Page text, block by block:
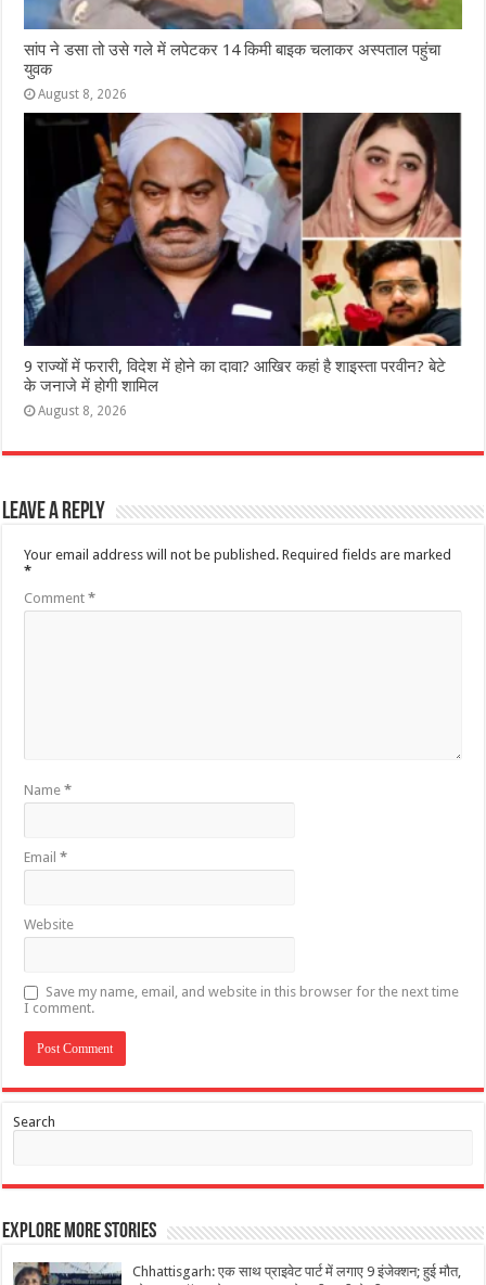
सांप ने डसा तो उसे गले में लपेटकर 14 किमी बाइक चलाकर अस्पताल पहुंचा
युवक
August 8, 2026
9 राज्‍यों में फरारी, व‍िदेश में होने का दावा? आख‍िर कहां है शाइस्‍ता परवीन? बेटे
के जनाजे में होगी शामिल
August 8, 2026
Leave a Reply
Your email address will not be published. Required fields are marked
*
Comment*
Name*
Email*
Website
Save my name, email, and website in this browser for the next time
I comment.
Search
Explore More Stories
Chhattisgarh: एक साथ प्राइवेट पार्ट में लगाए 9 इंजेक्शन; हुई मौत,